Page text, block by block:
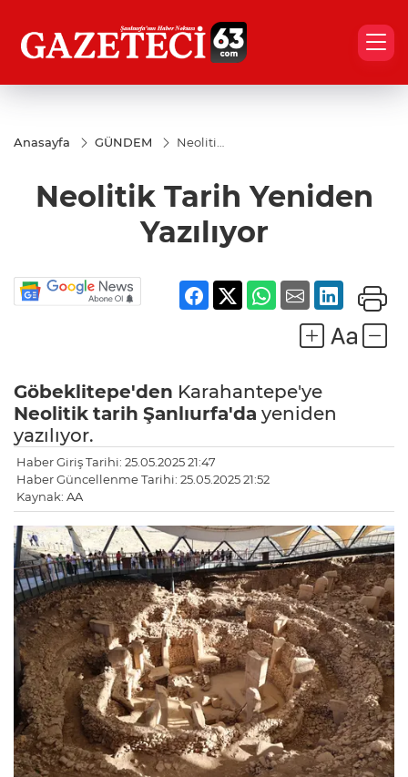
Anasayfa GÜNDEM
Neolitik
Yazılıyor
Neolitik Tarih Yeniden
Yazılıyor
Göbeklitepe'den Karahantepe'ye
Neolitik tarih Şanlıurfa'da yeniden
yazılıyor.
Haber Giriş Tarihi: 25.05.2025 21:47
Haber Güncellenme Tarihi: 25.05.2025 21:52
Kaynak: AA